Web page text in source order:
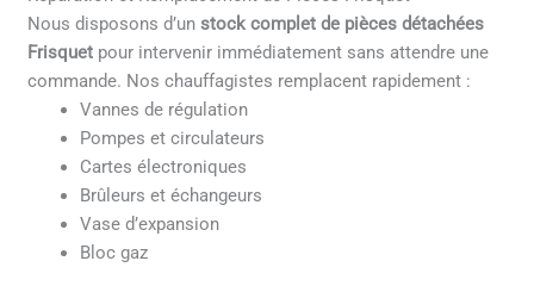
Nous disposons d’unstock complet de pièces détachées
Frisquet pour intervenir immédiatement sans attendre une
commande. Nos chauffagistes remplacent rapidement :
Vannes de régulation
Pompes et circulateurs
Cartes électroniques
Brûleurs et échangeurs
Vase d’expansion
Bloc gaz